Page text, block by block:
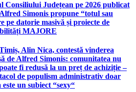
Consiliului Județean pe 2026 publicat
Simonis propune “totul sau
pe datorie masivă și proiecte de
MAJORE
Alin Nica, contestă vinderea
de Alfred Simonis: comunitatea nu
fi redusă la un preț de achiziție –
de populism administrativ doar
un subiect “sexy“